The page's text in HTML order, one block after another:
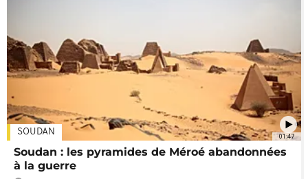
01:47
SOUDAN
Soudan : les pyramides de Méroé abandonnées
à la guerre